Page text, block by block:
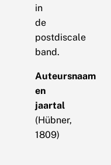
in
de
postdiscale
band.
Auteursnaam
en
jaartal
(Hübner,
1809)